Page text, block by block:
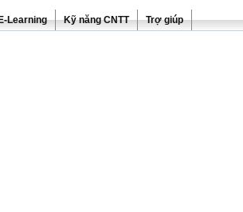
Learning Kỹ năng CNTT Trợ giúp